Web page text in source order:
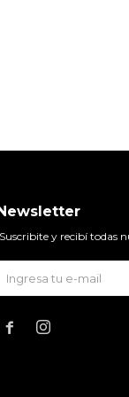
y recibí todas
 